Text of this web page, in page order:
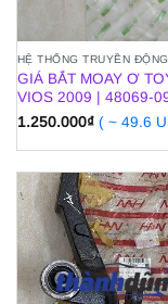
HỆ THỐNG TRUYỀN ĐỘNG
GIÁ BẮT MOAY Ơ
VIOS 2009 | 48069-
1.250.000₫ ( ~ 49.6